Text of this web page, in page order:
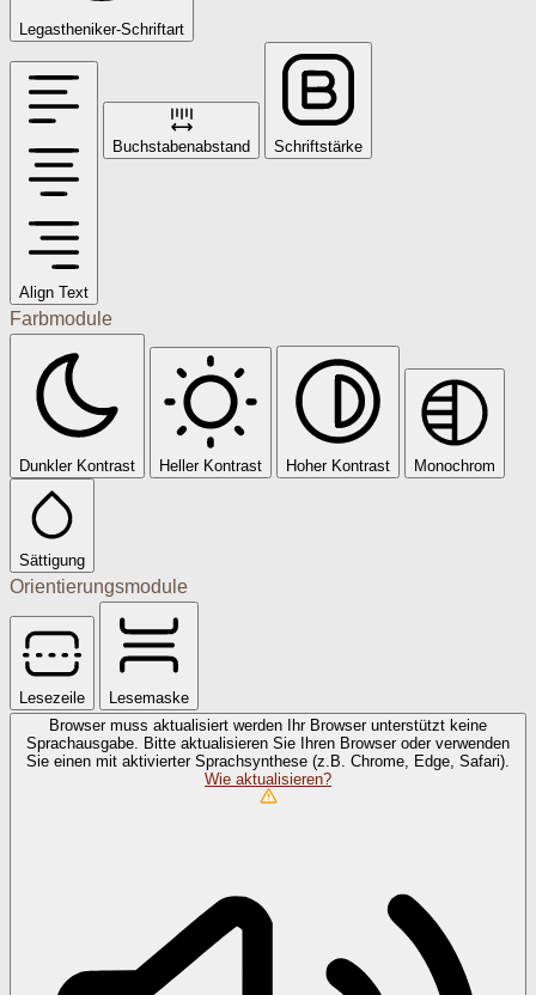
Legastheniker-Schriftart
Align Text
Buchstabenabstand Schriftstärke
Farbmodule
Dunkler Kontrast Heller Kontrast Hoher Kontrast Monochrom
Sättigung
Orientierungsmodule
Lesezeile
Lesemaske
Browser muss aktualisiert werden
Ihr Browser unterstützt keine
Sprachausgabe. Bitte aktualisieren Sie Ihren Browser oder verwenden
Sie einen mit aktivierter Sprachsynthese (z.B. Chrome, Edge, Safari).
Wie aktualisieren?